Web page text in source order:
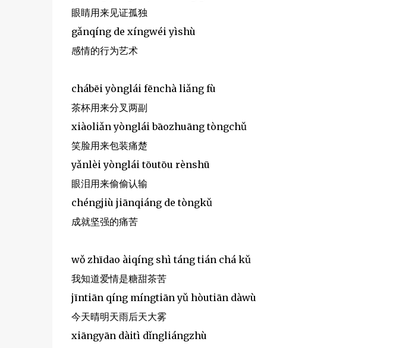
眼睛用来见证孤独
gǎnqíng de xíngwéi yìshù
感情的行为艺术
chábēi yònglái fēnchà liǎng fù
茶杯用来分叉两副
xiàoliǎn yònglái bāozhuāng tòngchǔ
笑脸用来包装痛楚
yǎnlèi yònglái tōutōu rènshū
眼泪用来偷偷认输
chéngjiù jiānqiáng de tòngkǔ
成就坚强的痛苦
wǒ zhīdao àiqíng shì táng tián chá kǔ
我知道爱情是糖甜茶苦
jīntiān qíng míngtiān yǔ hòutiān dàwù
今天晴明天雨后天大雾
xiāngyān dàitì dǐngliángzhù